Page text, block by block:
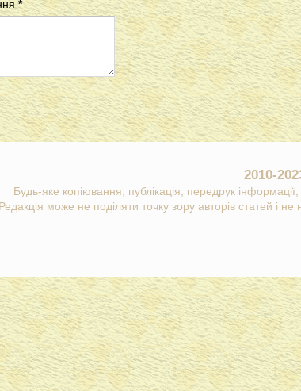
*
2010-
Будь-яке копіювання, публікація, передрук
Редакція може не поділяти точку зору авторів статей і не